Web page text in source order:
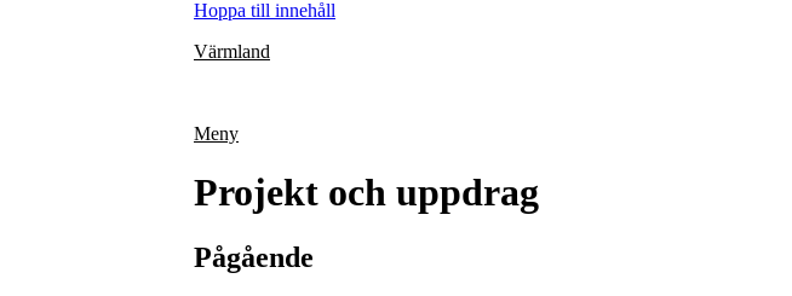
Hoppa till innehåll
Värmland
Meny
Projekt och uppdrag
Pågående